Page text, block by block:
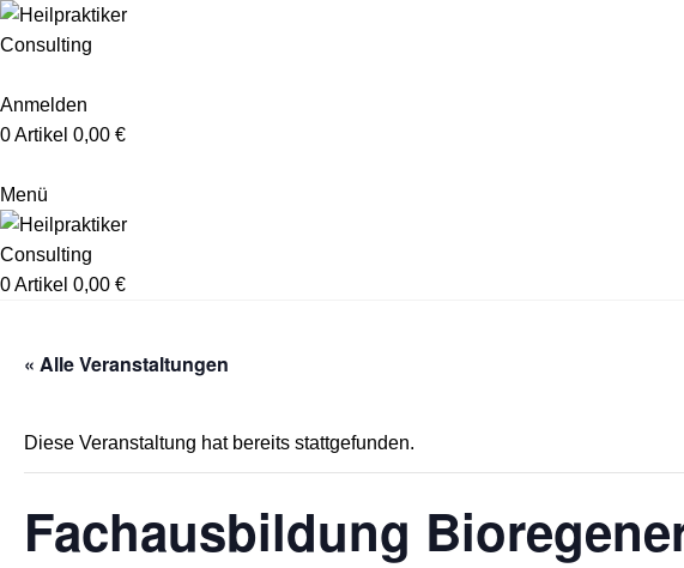
Anmelden
0Artikel 0,00 €
Menü
0Artikel 0,00 €
« Alle Veranstaltungen
Diese Veranstaltung hat bereits stattgefunden.
Fachausbildung